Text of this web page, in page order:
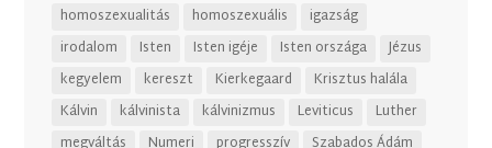
homoszexualitás
homoszexuális
igazság
irodalom
Isten Isten igéje Isten országa
Jézus
kegyelem
kereszt Kierkegaard
Krisztus halála
Kálvin
kálvinista kálvinizmus Leviticus
Luther